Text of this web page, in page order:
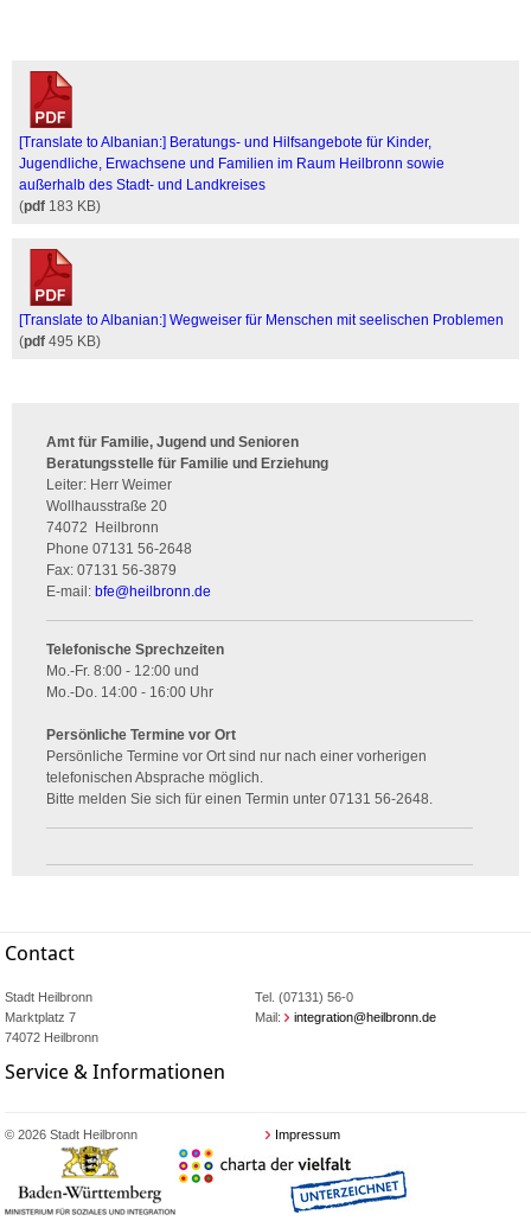
[Translate to Albanian:] Beratungs- und Hilfsangebote für Kinder,
Jugendliche, Erwachsene und Familien im Raum Heilbronn sowie
außerhalb des Stadt- und Landkreises
(pdf 183 KB)
[Translate to Albanian:] Wegweiser für Menschen mit seelischen Problemen
(pdf 495 KB)
Amt für Familie, Jugend und Senioren
Beratungsstelle für Familie und Erziehung
Leiter: Herr Weimer
Wollhausstraße 20
74072
Heilbronn
Phone 07131 56-2648
Fax: 07131 56-3879
E-mail: bfe@heilbronn.de
Telefonische Sprechzeiten
Mo.-Fr. 8:00 - 12:00 und
Mo.-Do. 14:00 - 16:00 Uhr
Persönliche Termine vor Ort
Persönliche Termine vor Ort sind nur nach einer vorherigen
telefonischen Absprache möglich.
Bitte melden Sie sich für einen Termin unter 07131 56-2648.
Contact
Stadt Heilbronn
Marktplatz 7
74072 Heilbronn
Tel. (07131) 56-0
Mail:
integration@heilbronn.de
Service & Informationen
© 2026 Stadt Heilbronn Impressum